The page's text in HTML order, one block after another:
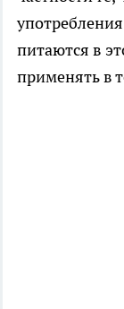
питаются в
применять в